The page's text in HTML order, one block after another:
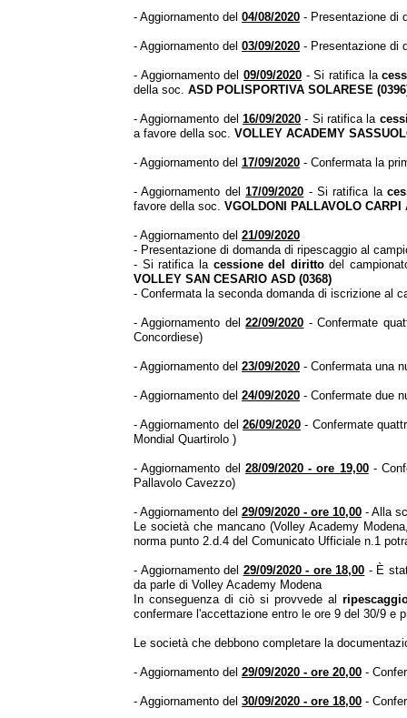
- Aggiornamento del 04/08/2020 - Presentazione di
- Aggiornamento del 03/09/2020 - Presentazione di
- Aggiornamento del 09/09/2020- Si ratifica la
della soc. ASD POLISPORTIVA SOLARESE
- Aggiornamento del 16/09/2020 - Si ratifica la
a favore della soc. VOLLEY ACADEMY
- Aggiornamento del 17/09/2020 - Confermata la
- Aggiornamento del17/09/2020 - Si ratifica la
favore della soc. VGOLDONI PALLAVOLO CARPI
- Aggiornamento del 21/09/2020
- Presentazione di domanda di ripescaggio al
- Si ratifica la cessione del dirittodel
VOLLEY SAN CESARIO ASD (0368)
- Confermata la seconda domanda di iscrizione al
- Aggiornamento del22/09/2020 - Confermate
Concordiese)
- Aggiornamento del 23/09/2020 - Confermata una
- Aggiornamento del 24/09/2020 - Confermate due
- Aggiornamento del26/09/2020 - Confermate
Mondial Quartirolo )
- Aggiornamento del 28/09/2020 - ore 19,00-
Pallavolo Cavezzo)
- Aggiornamento del 29/09/2020 - ore 10,00 - Alla
Le società che mancano (Volley Academy
norma punto 2.d.4 del Comunicato Ufficiale n.1
- Aggiornamento del 29/09/2020 - ore 18,00 - È
da parle di Volley Academy Modena
In conseguenza di ciò si provvede al
confermare l'accettazione entro le ore 9 del 30/9 e
Le società che debbono completare la
- Aggiornamento del 29/09/2020 - ore 20,00 -
- Aggiornamento del 30/09/2020 - ore 18,00 -